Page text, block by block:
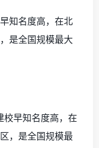
知名度高，在北
是全国规模最大
校早知名度高，在
，是全国规模最